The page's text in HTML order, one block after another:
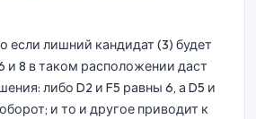
если лишний кандидат (3) будет
и 8 в таком расположении даст
либо D2 и F5 равны 6, а D5 и
и то и другое приводит к